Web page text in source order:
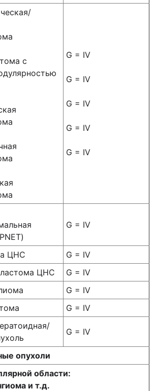
с
G = IV
G = IV
G = IV
G = IV
G = IV
G = IV
ЦНС
G = IV
ЦНС
G = IV
G = IV
G = IV
G = IV
опухоли
области:
и т.д.